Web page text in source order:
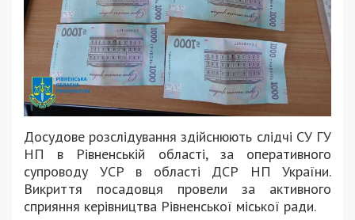
Досудове розслідування здійснюють слідчі СУ ГУ
НП в Рівненській області, за оперативного
супроводу УСР в області ДСР НП України.
Викриття посадовця провели за активного
сприяння керівництва Рівненської міської ради.